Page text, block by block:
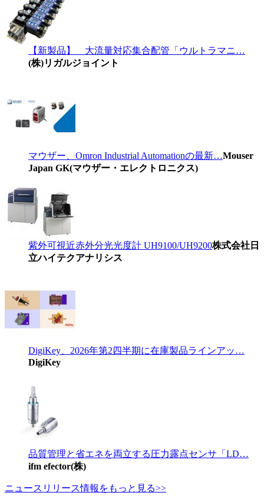
【新製品】 大流量対応集合配管「ウルトラマニ…
(株)リガルジョイント
マウザー、Omron Industrial Automationの最新…Mouser
Japan GK(マウザー・エレクトロニクス)
紫外可視近赤外分光光度計 UH9100/UH9200株式会社日
立ハイテクアナリシス
DigiKey、2026年第2四半期に在庫製品ラインアッ…
DigiKey
品質管理と省エネを両立する圧力露点センサ「LD…
ifm efector(株)
ニュースリリース情報をもっと見る>>